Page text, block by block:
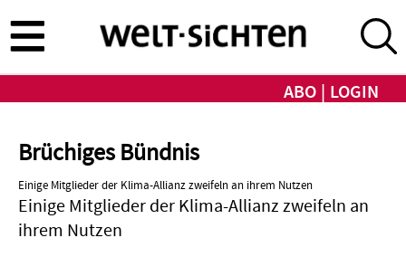
zum
Inhalt
ABO LOGIN
Brüchiges Bündnis
Einige Mitglieder der Klima-Allianz zweifeln an ihrem Nutzen
Einige Mitglieder der Klima-Allianz zweifeln an
ihrem Nutzen